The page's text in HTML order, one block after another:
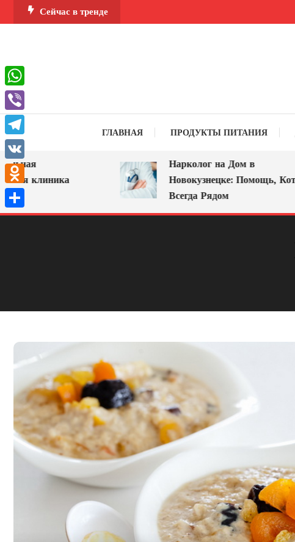
Перейти
к
Сейчас в тренде
ГЛАВНАЯ ПРОДУКТЫ ПИТАНИЯ
клиника
Нарколог на Дом в
Новокузнецке: Помощь, Которая
Всегда Рядом
WhatsApp
Viber
Telegram
VK
Odnoklassniki
Отправить